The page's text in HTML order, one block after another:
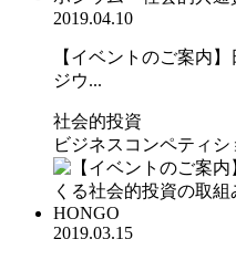
2019.04.10
【イベントのご案内
ジウ...
社会的投資
ビジネスコンペティシ
2019.03.15